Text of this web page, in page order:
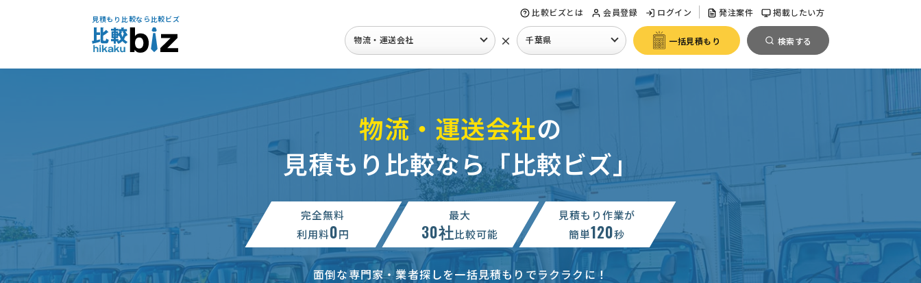
見積もり比較なら比較ビズ
比較ビズとは 会員登録 ログイン 発注案件 掲載したい方
物流・運送会社 × 千葉県 一括見積もり 検索する
物流・運送会社の
見積もり比較なら「比較ビズ」
完全無料
利用料0円
最大
30社比較可能
見積もり作業が
簡単120秒
面倒な専門家・業者探しを一括見積もりでラクラクに！